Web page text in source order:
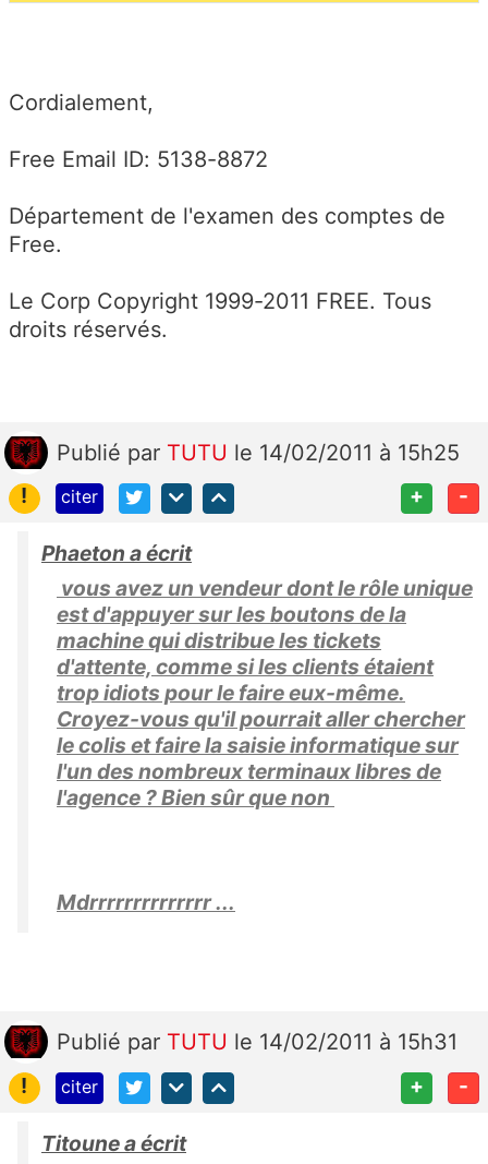
Cordialement,
Free Email ID: 5138-8872
Département de l'examen des comptes de
Free.
Le Corp Copyright 1999-2011 FREE. Tous
droits réservés.
Publié par TUTU le 14/02/2011 à 15h25
!
citer + -
Phaeton a écrit
vous avez un vendeur dont le rôle unique
est d'appuyer sur les boutons de la
machine qui distribue les tickets
d'attente, comme si les clients étaient
trop idiots pour le faire eux-même.
Croyez-vous qu'il pourrait aller chercher
le colis et faire la saisie informatique sur
l'un des nombreux terminaux libres de
l'agence ? Bien sûr que non
Mdrrrrrrrrrrrrrr ...
Publié par TUTU le 14/02/2011 à 15h31
!
citer + -
Titoune a écrit